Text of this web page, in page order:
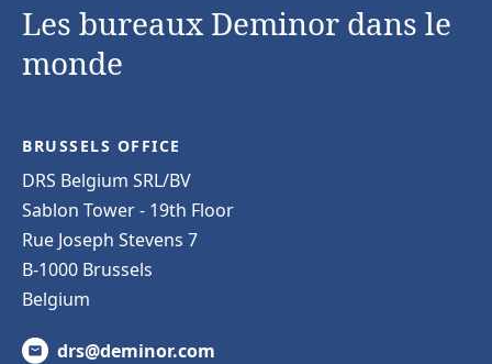
Les bureaux Deminor dans le
monde
BRUSSELS OFFICE
DRS Belgium SRL/BV
Sablon Tower - 19th Floor
Rue Joseph Stevens 7
B-1000 Brussels
Belgium
drs@deminor.com